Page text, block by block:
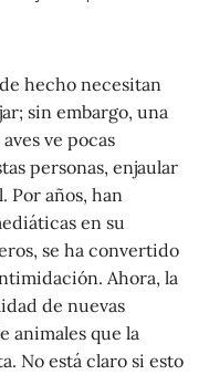
hecho necesitan
sin embargo, una
ve pocas
personas, enjaular
Por años, han
en su
se ha convertido
Ahora, la
de nuevas
animales que la
No está claro si esto